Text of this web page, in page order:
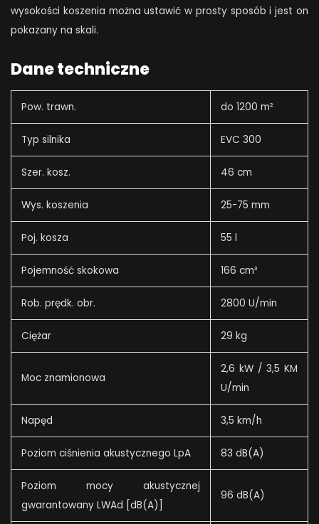
wysokości koszenia można ustawić w prosty sposób i jest on
pokazany na skali.
Dane techniczne
Pow. trawn. do 1200 m²
Typ silnika EVC 300
Szer. kosz. 46 cm
Wys. koszenia 25-75 mm
Poj. kosza 55 l
Pojemność skokowa 166 cm³
Rob. prędk. obr. 2800 U/min
Ciężar 29 kg
Moc znamionowa
2,6 kW / 3,5 KM
U/min
Napęd 3,5 km/h
Poziom ciśnienia akustycznego LpA 83 dB(A)
Poziom mocy akustycznej
gwarantowany LWAd [dB(A)]
96 dB(A)